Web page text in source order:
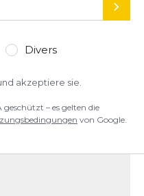
Divers
akzeptiere sie.
– es gelten die
von Google.